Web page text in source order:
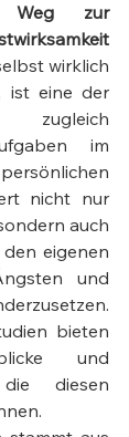
Weg zur
wirklich
ist eine der
zugleich
im
nicht nur
auch
eigenen
und
bieten
und
diesen